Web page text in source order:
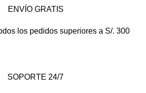
ENVÍO GRATIS
los pedidos superiores a S/. 300
SOPORTE 24/7